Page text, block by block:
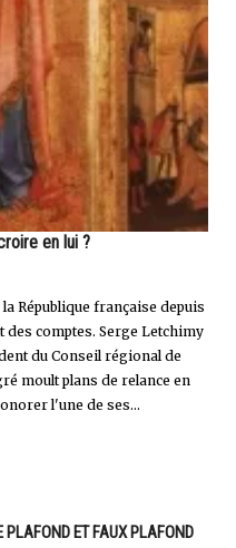
en lui ?
République française depuis
des comptes. Serge Letchimy
du Conseil régional de
moult plans de relance en
l'une de ses...
PLAFOND ET FAUX PLAFOND